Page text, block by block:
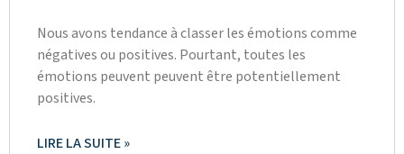
Nous avons tendance à classer les émotions comme
négatives ou positives. Pourtant, toutes les
émotions peuvent peuvent être potentiellement
positives.
LIRE LA SUITE »